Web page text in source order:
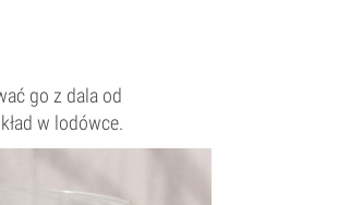
go z dala od
w lodówce.